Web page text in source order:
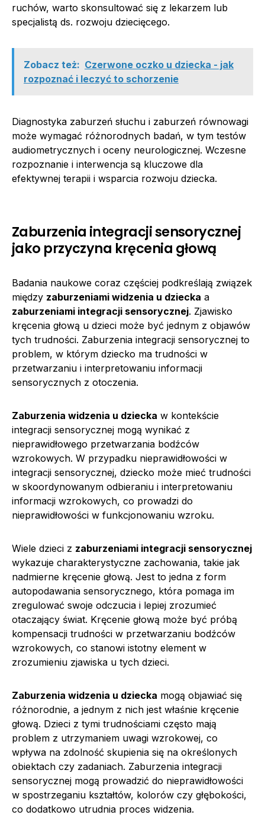
ruchów, warto skonsultować się z lekarzem lub
specjalistą ds. rozwoju dziecięcego.
Zobacz też: Czerwone oczko u dziecka - jak
rozpoznać i leczyć to schorzenie
Diagnostyka zaburzeń słuchu i zaburzeń równowagi
może wymagać różnorodnych badań, w tym testów
audiometrycznych i oceny neurologicznej. Wczesne
rozpoznanie i interwencja są kluczowe dla
efektywnej terapii i wsparcia rozwoju dziecka.
Zaburzenia integracji sensorycznej
jako przyczyna kręcenia głową
Badania naukowe coraz częściej podkreślają związek
między zaburzeniami widzenia u dziecka a
zaburzeniami integracji sensorycznej. Zjawisko
kręcenia głową u dzieci może być jednym z objawów
tych trudności. Zaburzenia integracji sensorycznej to
problem, w którym dziecko ma trudności w
przetwarzaniu i interpretowaniu informacji
sensorycznych z otoczenia.
Zaburzenia widzenia u dziecka w kontekście
integracji sensorycznej mogą wynikać z
nieprawidłowego przetwarzania bodźców
wzrokowych. W przypadku nieprawidłowości w
integracji sensorycznej, dziecko może mieć trudności
w skoordynowanym odbieraniu i interpretowaniu
informacji wzrokowych, co prowadzi do
nieprawidłowości w funkcjonowaniu wzroku.
Wiele dzieci z zaburzeniami integracji sensorycznej
wykazuje charakterystyczne zachowania, takie jak
nadmierne kręcenie głową. Jest to jedna z form
autopodawania sensorycznego, która pomaga im
zregulować swoje odczucia i lepiej zrozumieć
otaczający świat. Kręcenie głową może być próbą
kompensacji trudności w przetwarzaniu bodźców
wzrokowych, co stanowi istotny element w
zrozumieniu zjawiska u tych dzieci.
Zaburzenia widzenia u dziecka mogą objawiać się
różnorodnie, a jednym z nich jest właśnie kręcenie
głową. Dzieci z tymi trudnościami często mają
problem z utrzymaniem uwagi wzrokowej, co
wpływa na zdolność skupienia się na określonych
obiektach czy zadaniach. Zaburzenia integracji
sensorycznej mogą prowadzić do nieprawidłowości
w spostrzeganiu kształtów, kolorów czy głębokości,
co dodatkowo utrudnia proces widzenia.